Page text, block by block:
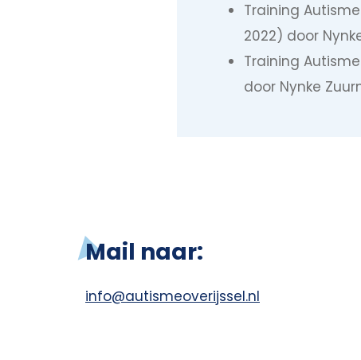
Training
2022) door
Training
door Nynke
Mail naar:
info@autismeoverijssel.nl